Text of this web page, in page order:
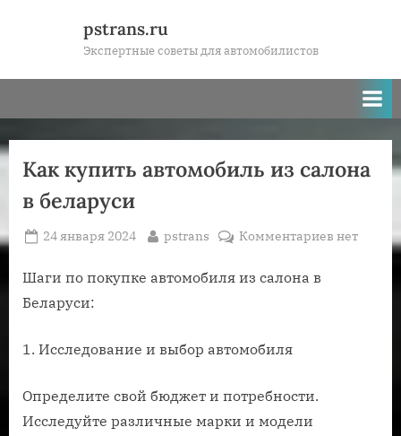
pstrans.ru
Экспертные советы для автомобилистов
Как купить автомобиль из салона
в беларуси
Posted
24 января 2024 By
pstrans Комментариевкнет
Шаги по покупке автомобиля из салона в
Беларуси:
1. Исследование и выбор автомобиля
Определите свой бюджет и потребности.
Исследуйте различные марки и модели